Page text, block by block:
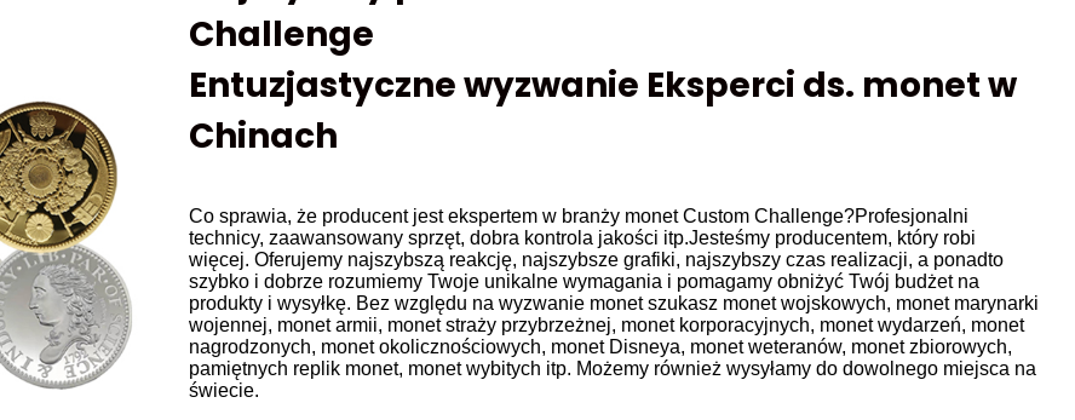
Challenge
Entuzjastyczne wyzwanie Eksperci ds. monet w
Chinach
Co sprawia, że ​​producent jest ekspertem w branży monet Custom Challenge?Profesjonalni
technicy, zaawansowany sprzęt, dobra kontrola jakości itp.Jesteśmy producentem, który robi
więcej. Oferujemy najszybszą reakcję, najszybsze grafiki, najszybszy czas realizacji, a ponadto
szybko i dobrze rozumiemy Twoje unikalne wymagania i pomagamy obniżyć Twój budżet na
produkty i wysyłkę. Bez względu na wyzwanie monet szukasz monet wojskowych, monet marynarki
wojennej, monet armii, monet straży przybrzeżnej, monet korporacyjnych, monet wydarzeń, monet
nagrodzonych, monet okolicznościowych, monet Disneya, monet weteranów, monet zbiorowych,
pamiętnych replik monet, monet wybitych itp. Możemy również wysyłamy do dowolnego miejsca na
świecie.